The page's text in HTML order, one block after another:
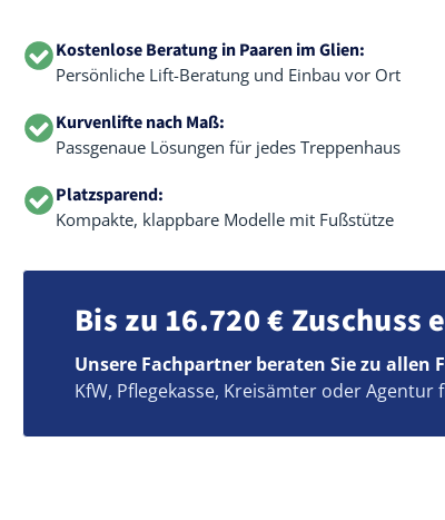
Kostenlose Beratung in Paaren im Glien:
Persönliche Lift-Beratung und Einbau vor Ort
Kurvenlifte nach Maß:
Passgenaue Lösungen für jedes Treppenhaus
Platzsparend:
Kompakte, klappbare Modelle mit Fußstütze
Bis zu 16.720 € Zuschuss
Unsere Fachpartner beraten Sie zu allen
KfW, Pflegekasse, Kreisämter oder Agentur